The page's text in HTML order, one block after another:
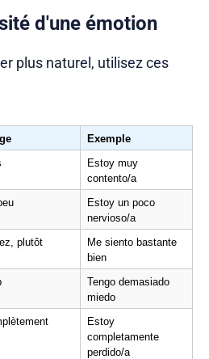
d'une émotion
plus naturel, utilisez ces
Exemple
Estoy muy
contento/a
Estoy un poco
nervioso/a
plutôt
Me siento bastante
bien
Tengo demasiado
miedo
Estoy
completamente
perdido/a